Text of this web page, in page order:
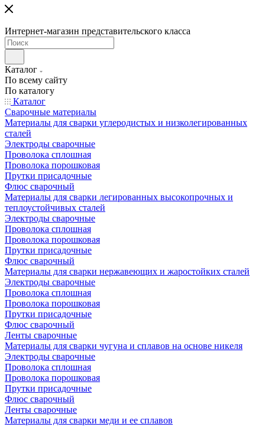
Интернет-магазин представительского класса
Каталог
По всему сайту
По каталогу
Каталог
Сварочные материалы
Материалы для сварки углеродистых и низколегированных
сталей
Электроды сварочные
Проволока сплошная
Проволока порошковая
Прутки присадочные
Флюс сварочный
Материалы для сварки легированных высокопрочных и
теплоустойчивых сталей
Электроды сварочные
Проволока сплошная
Проволока порошковая
Прутки присадочные
Флюс сварочный
Материалы для сварки нержавеющих и жаростойких сталей
Электроды сварочные
Проволока сплошная
Проволока порошковая
Прутки присадочные
Флюс сварочный
Ленты сварочные
Материалы для сварки чугуна и сплавов на основе никеля
Электроды сварочные
Проволока сплошная
Проволока порошковая
Прутки присадочные
Флюс сварочный
Ленты сварочные
Материалы для сварки меди и ее сплавов